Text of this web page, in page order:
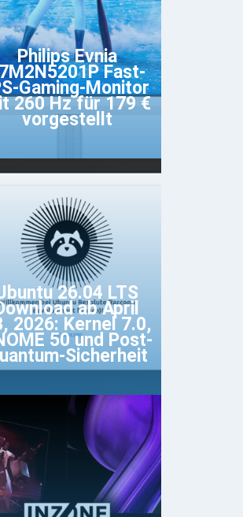
Philips Evnia
Fast-
Gaming-Monitor
260 Hz für 179 €
vorgestellt
26.04 LTS
ab April
2026: Kernel 7.0,
50 und Post-
Sicherheit